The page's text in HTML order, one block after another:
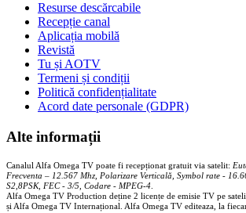
Resurse descărcabile
Recepție canal
Aplicația mobilă
Revistă
Tu și AOTV
Termeni și condiții
Politică confidențialitate
Acord date personale (GDPR)
Alte informații
Canalul Alfa Omega TV poate fi recepționat gratuit via satelit:
Frecventa – 12.567 Mhz, Polarizare Verticală, Symbol rate -
S2,8PSK, FEC - 3/5, Codare - MPEG-4
Alfa Omega TV Production deține 2 licențe de emisie TV pe
și Alfa Omega TV Internațional. Alfa Omega TV editeaza, la